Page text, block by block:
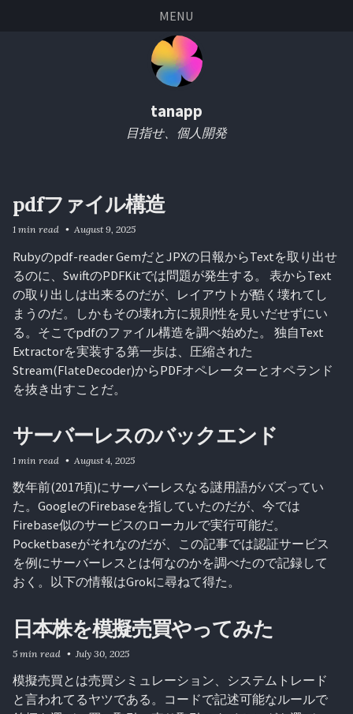
MENU
tanapp
目指せ、個人開発
pdfファイル構造
Rubyのpdf-reader GemだとJPXの日報からTextを取り出せ
るのに、SwiftのPDFKitでは問題が発生する。 表からText
の取り出しは出来るのだが、レイアウトが酷く壊れてし
まうのだ。しかもその壊れ方に規則性を見いだせずにい
る。そこでpdfのファイル構造を調べ始めた。 独自Text
Extractorを実装する第一歩は、圧縮された
Stream(FlateDecoder)からPDFオペレーターとオペランド
を抜き出すことだ。
1 min read August 9, 2025
サーバーレスのバックエンド
数年前(2017頃)にサーバーレスなる謎用語がバズってい
た。GoogleのFirebaseを指していたのだが、今では
Firebase似のサービスのローカルで実行可能だ。
Pocketbaseがそれなのだが、この記事では認証サービス
を例にサーバーレスとは何なのかを調べたので記録して
おく。以下の情報はGrokに尋ねて得た。
1 min read August 4, 2025
日本株を模擬売買やってみた
模擬売買とは売買シミュレーション、システムトレード
と言われてるヤツである。コードで記述可能なルールで
5 min read July 30, 2025